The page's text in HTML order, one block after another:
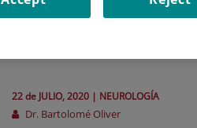
22 de JULIO, 2020 | NEUROLOGÍA
Dr. Bartolomé Oliver